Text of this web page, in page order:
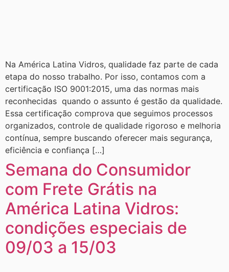
Na América Latina Vidros, qualidade faz parte de cada
etapa do nosso trabalho. Por isso, contamos com a
certificação ISO 9001:2015, uma das normas mais
reconhecidas quando o assunto é gestão da qualidade.
Essa certificação comprova que seguimos processos
organizados, controle de qualidade rigoroso e melhoria
contínua, sempre buscando oferecer mais segurança,
eficiência e confiança […]
Semana do Consumidor
com Frete Grátis na
América Latina Vidros:
condições especiais de
09/03 a 15/03